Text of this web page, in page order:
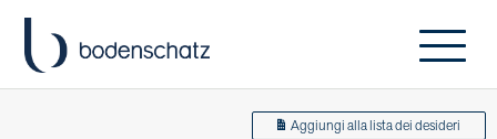
Aggiungi alla lista dei desideri